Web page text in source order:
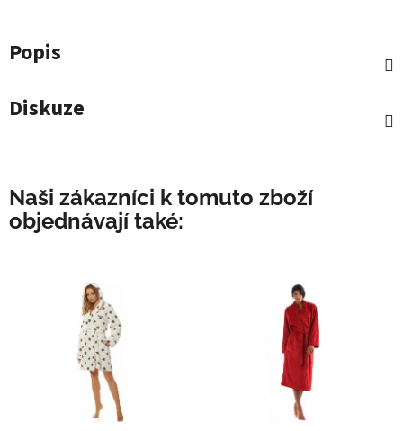
Popis
Diskuze
Naši zákazníci k tomuto zboží
objednávají také: